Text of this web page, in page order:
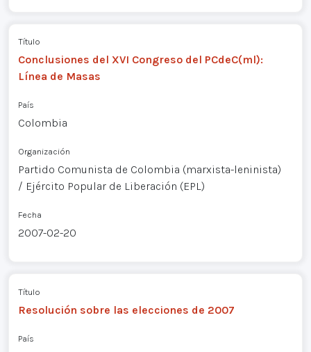
Título
Conclusiones del XVI Congreso del PCdeC(ml):
Línea de Masas
País
Colombia
Organización
Partido Comunista de Colombia (marxista-leninista)
/ Ejército Popular de Liberación (EPL)
Fecha
2007-02-20
Título
Resolución sobre las elecciones de 2007
País